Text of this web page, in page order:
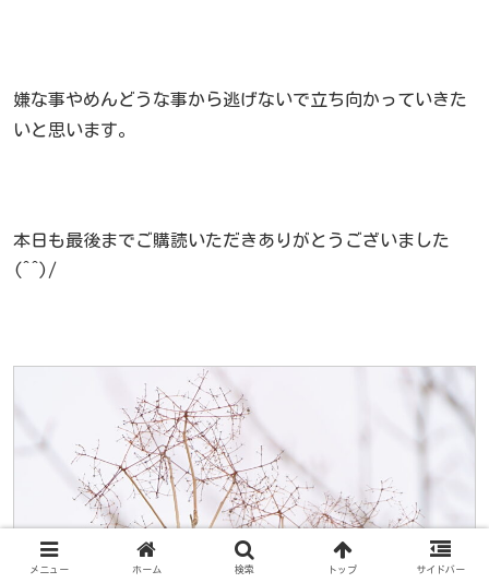
嫌な事やめんどうな事から逃げないで立ち向かっていきた
いと思います。
本日も最後までご購読いただきありがとうございました
(^^)/
メニュー ホーム 検索 トップ サイドバー